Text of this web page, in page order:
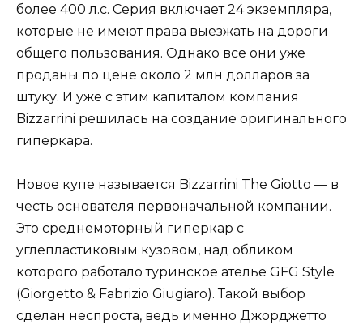
более 400 л.с. Серия включает 24 экземпляра,
которые не имеют права выезжать на дороги
общего пользования. Однако все они уже
проданы по цене около 2 млн долларов за
штуку. И уже с этим капиталом компания
Bizzarrini решилась на создание оригинального
гиперкара.
Новое купе называется Bizzarrini The Giotto — в
честь основателя первоначальной компании.
Это среднемоторный гиперкар с
углепластиковым кузовом, над обликом
которого работало туринское ателье GFG Style
(Giorgetto & Fabrizio Giugiaro). Такой выбор
сделан неспроста, ведь именно Джорджетто